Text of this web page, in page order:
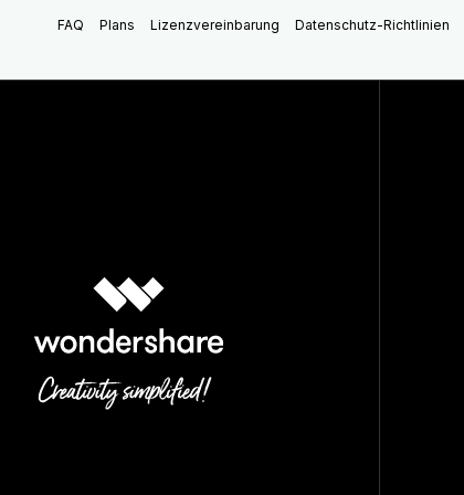
FAQ Plans Lizenzvereinbarung Datenschutz-Richtlinien